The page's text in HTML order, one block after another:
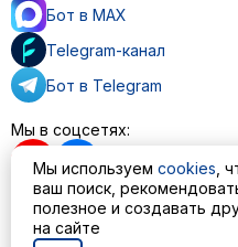
Бот в MAX
Telegram-канал
Бот в Telegram
Мы в соцсетях:
Пользовательское
Мы используем cookies ,
ваш поиск,
полезное и создавать
на сайте